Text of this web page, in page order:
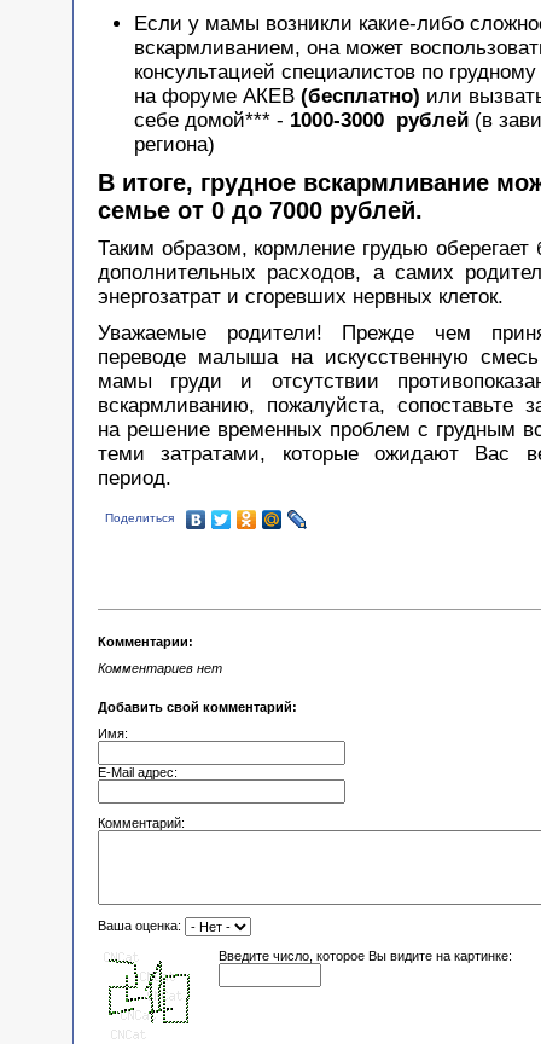
Если у мамы возникли какие-либо
вскармливанием, она может
консультацией специалистов по
на форуме АКЕВ (бесплатно) или
себе домой*** - 1000-3000 рублей (в
региона)
В итоге, грудное вскармливание
семье от 0 до 7000 рублей.
Таким образом, кормление грудью
дополнительных расходов, а самих
энергозатрат и сгоревших нервных клеток.
Уважаемые родители! Прежде чем
переводе малыша на искусственную
мамы груди и отсутствии
вскармливанию, пожалуйста, сопоставьте
на решение временных проблем с грудным
теми затратами, которые ожидают Вас
период.
Поделиться
Комментарии:
Комментариев нет
Добавить свой комментарий:
Имя:
E-Mail адрес:
Комментарий:
Ваша оценка:
Введите число, которое Вы видите на картинке: